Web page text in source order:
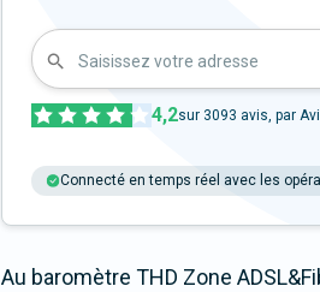
Saisissez votre adresse
4,2sur 3093 avis, par
Connecté en temps réel avec les
Au baromètre THD Zone